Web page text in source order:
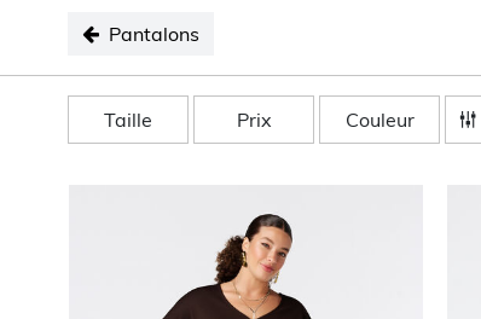
Pantalons
sélectionné Pantalons
Taille Prix Couleur